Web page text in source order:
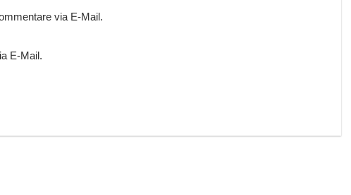
via E-Mail.
E-Mail.